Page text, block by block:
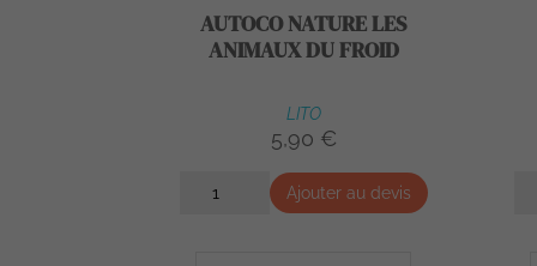
AUTOCO NATURE LES
ANIMAUX DU FROID
LITO
5,90 €
Ajouter au devis